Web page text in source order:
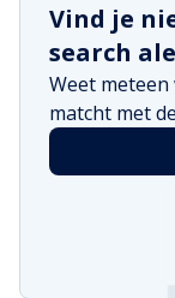
Vind je
search
Weet
matcht met